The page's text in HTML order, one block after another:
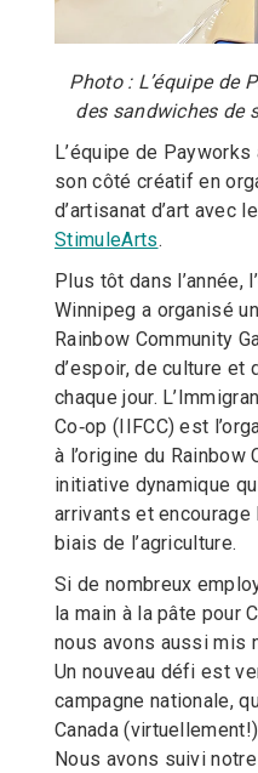
Photo : L’équipe de
des sandwiches de
L’équipe de
son côté créatif en
d’artisanat d’art avec
StimuleArts.
Plus tôt dans l’année,
Winnipeg a organisé
Rainbow Community
d’espoir, de culture et
chaque jour.
Co‑op (IIFCC) est
à l’origine du Rainbow
initiative dynamique
arrivants et encourage
biais de l’agriculture.
Si de nombreux
la main à la pâte pour
nous avons aussi mis
Un nouveau défi est
campagne nationale,
Canada
Nous avons suivi